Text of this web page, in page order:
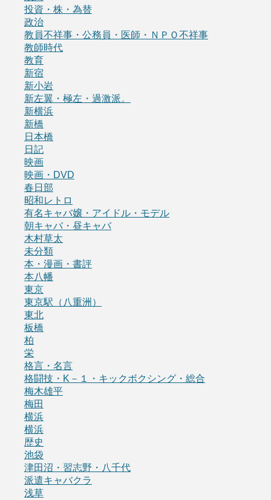
投資・株・為替
政治
教員不祥事・公務員・医師・ＮＰＯ不祥事
教師時代
教育
新宿
新小岩
新左翼・極左・過激派。
新横浜
新橋
日本橋
日記
映画
映画・DVD
春日部
昭和レトロ
有名キャバ嬢・アイドル・モデル
朝キャバ・昼キャバ
木村草太
未分類
本・漫画・書評
本八幡
東京
東京駅（八重洲）
東北
板橋
柏
栄
格言・名言
格闘技・K－１・キックボクシング・総合
梅木雄平
梅田
横浜
横浜
歴史
池袋
津田沼・習志野・八千代
派遣キャバクラ
浅草